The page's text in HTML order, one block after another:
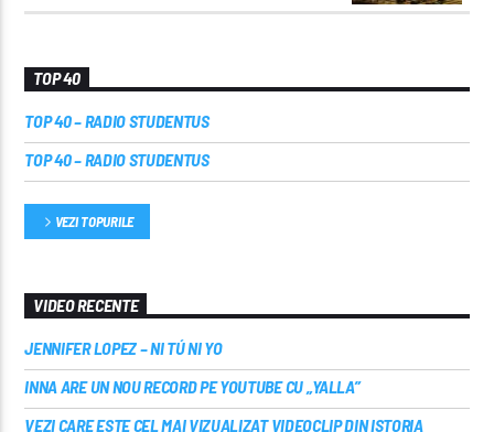
TOP 40
TOP 40 – RADIO STUDENTUS
TOP 40 – RADIO STUDENTUS
VEZI TOPURILE
VIDEO RECENTE
JENNIFER LOPEZ – NI TÚ NI YO
INNA ARE UN NOU RECORD PE YOUTUBE CU „YALLA”
VEZI CARE ESTE CEL MAI VIZUALIZAT VIDEOCLIP DIN ISTORIA